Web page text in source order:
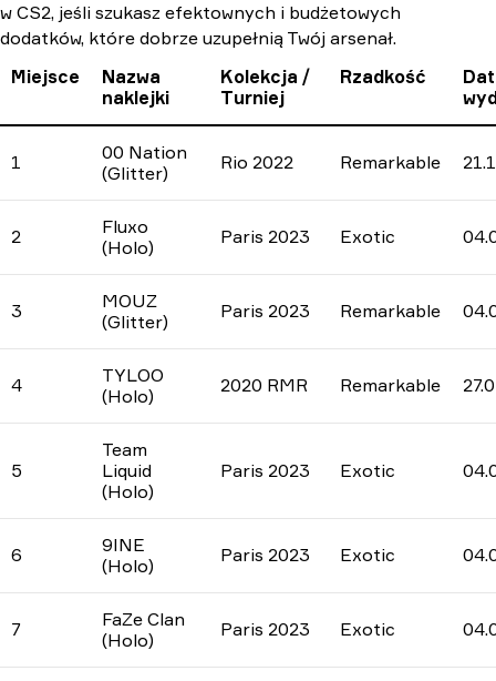
w CS2, jeśli szukasz efektownych i budżetowych
dodatków, które dobrze uzupełnią Twój arsenał.
Miejsce
Nazwa
naklejki
Kolekcja /
Turniej
Rzadkość
1
00 Nation
(Glitter)
Rio 2022 Remarkable
2
Fluxo
(Holo)
Paris 2023 Exotic
3
MOUZ
(Glitter)
Paris 2023 Remarkable
4
TYLOO
(Holo)
2020 RMR Remarkable
5
Team
Liquid
(Holo)
Paris 2023 Exotic
6
9INE
(Holo)
Paris 2023 Exotic
7
FaZe Clan
(Holo)
Paris 2023 Exotic